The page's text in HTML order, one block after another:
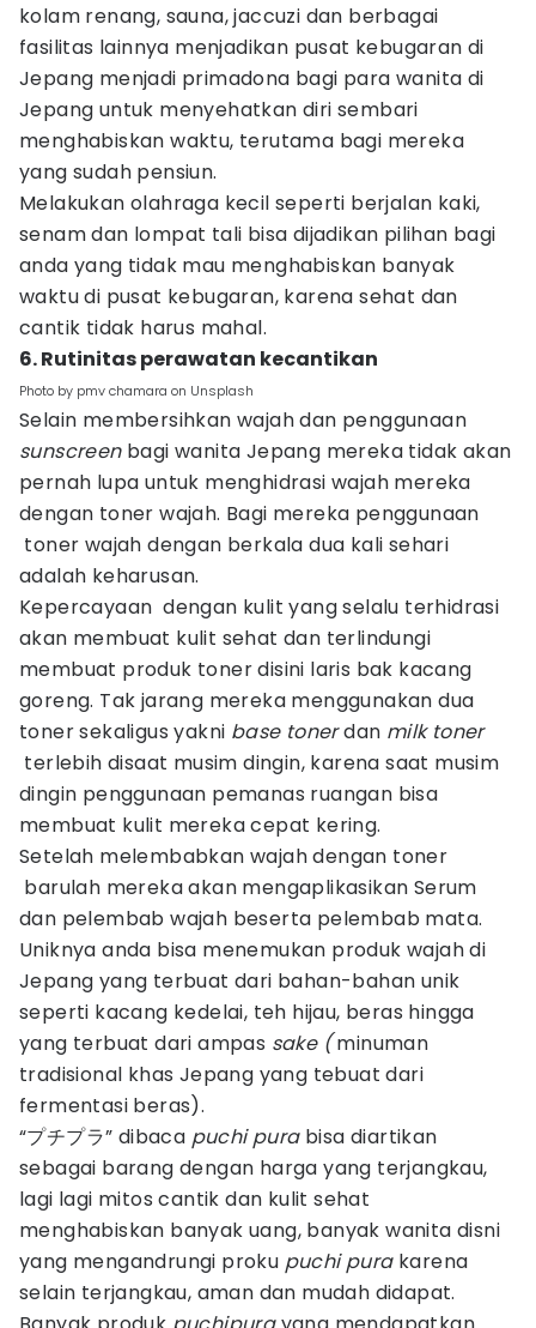
kolam renang, sauna, jaccuzi dan berbagai
fasilitas lainnya menjadikan pusat kebugaran di
Jepang menjadi primadona bagi para wanita di
Jepang untuk menyehatkan diri sembari
menghabiskan waktu, terutama bagi mereka
yang sudah pensiun.
Melakukan olahraga kecil seperti berjalan kaki,
senam dan lompat tali bisa dijadikan pilihan bagi
anda yang tidak mau menghabiskan banyak
waktu di pusat kebugaran, karena sehat dan
cantik tidak harus mahal.
6. Rutinitas perawatan kecantikan
Photo by pmv chamara on Unsplash
Selain membersihkan wajah dan penggunaan
sunscreenbagi wanita Jepang mereka tidak akan
pernah lupa untuk menghidrasi wajah mereka
dengan toner wajah. Bagi mereka penggunaan
toner wajah dengan berkala dua kali sehari
adalah keharusan.
Kepercayaan dengan kulit yang selalu terhidrasi
akan membuat kulit sehat dan terlindungi
membuat produk toner disini laris bak kacang
goreng. Tak jarang mereka menggunakan dua
toner sekaligus yakni base tonerdan milk toner
terlebih disaat musim dingin, karena saat musim
dingin penggunaan pemanas ruangan bisa
membuat kulit mereka cepat kering.
Setelah melembabkan wajah dengan toner
barulah mereka akan mengaplikasikan Serum
dan pelembab wajah beserta pelembab mata.
Uniknya anda bisa menemukan produk wajah di
Jepang yang terbuat dari bahan-bahan unik
seperti kacang kedelai, teh hijau, beras hingga
yang terbuat dari ampas sake (minuman
tradisional khas Jepang yang tebuat dari
fermentasi beras).
“プチプラ” dibaca puchi purabisa diartikan
sebagai barang dengan harga yang terjangkau,
lagi lagi mitos cantik dan kulit sehat
menghabiskan banyak uang, banyak wanita disni
yang mengandrungi proku puchi pura karena
selain terjangkau, aman dan mudah didapat.